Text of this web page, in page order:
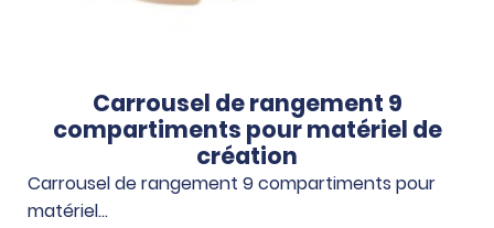
Carrousel de rangement 9
compartiments pour matériel de
création
Carrousel de rangement 9 compartiments pour
matériel…